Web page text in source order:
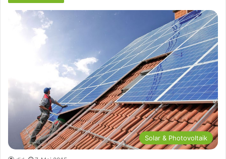
Solar & Photovoltaik